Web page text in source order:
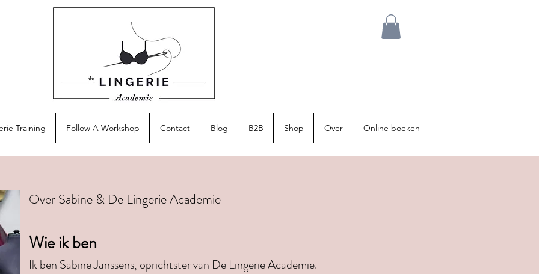
Training Follow A Workshop Contact Blog B2B Shop Over Online boeken
Over Sabine & De Lingerie Academie
Wie ik ben
Ik ben Sabine Janssens, oprichtster van De Lingerie Academie.